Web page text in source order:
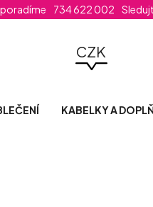
šatů 734 622 002
CZK
KABELKY A